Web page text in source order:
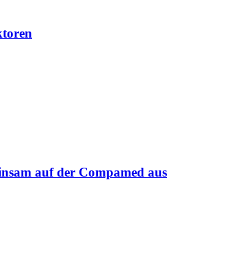
auf der Compamed aus